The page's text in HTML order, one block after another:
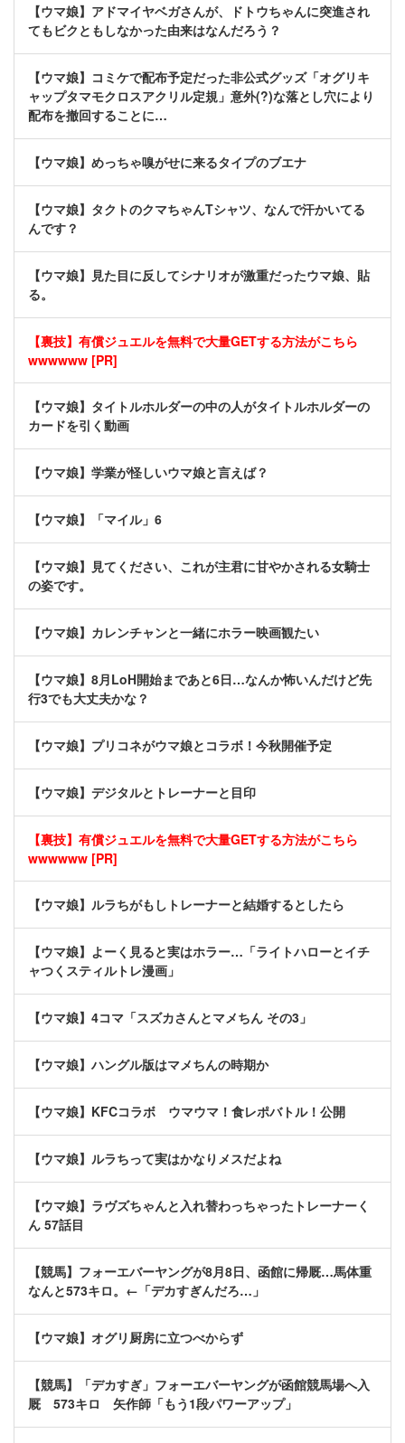
【ウマ娘】アドマイヤベガさんが、ドトウちゃんに突進され
てもビクともしなかった由来はなんだろう？
【ウマ娘】コミケで配布予定だった非公式グッズ「オグリキ
ャップタマモクロスアクリル定規」意外(?)な落とし穴により
配布を撤回することに…
【ウマ娘】めっちゃ嗅がせに来るタイプのブエナ
【ウマ娘】タクトのクマちゃんTシャツ、なんで汗かいてる
んです？
【ウマ娘】見た目に反してシナリオが激重だったウマ娘、貼
る。
【裏技】有償ジュエルを無料で大量GETする方法がこちら
wwwwww [PR]
【ウマ娘】タイトルホルダーの中の人がタイトルホルダーの
カードを引く動画
【ウマ娘】学業が怪しいウマ娘と言えば？
【ウマ娘】「マイル」6
【ウマ娘】見てください、これが主君に甘やかされる女騎士
の姿です。
【ウマ娘】カレンチャンと一緒にホラー映画観たい
【ウマ娘】8月LoH開始まであと6日…なんか怖いんだけど先
行3でも大丈夫かな？
【ウマ娘】プリコネがウマ娘とコラボ！今秋開催予定
【ウマ娘】デジタルとトレーナーと目印
【裏技】有償ジュエルを無料で大量GETする方法がこちら
wwwwww [PR]
【ウマ娘】ルラちがもしトレーナーと結婚するとしたら
【ウマ娘】よーく見ると実はホラー…「ライトハローとイチ
ャつくスティルトレ漫画」
【ウマ娘】4コマ「スズカさんとマメちん その3」
【ウマ娘】ハングル版はマメちんの時期か
【ウマ娘】KFCコラボ ウマウマ！食レポバトル！公開
【ウマ娘】ルラちって実はかなりメスだよね
【ウマ娘】ラヴズちゃんと入れ替わっちゃったトレーナーく
ん 57話目
【競馬】フォーエバーヤングが8月8日、函館に帰厩…馬体重
なんと573キロ。←「デカすぎんだろ…」
【ウマ娘】オグリ厨房に立つべからず
【競馬】「デカすぎ」フォーエバーヤングが函館競馬場へ入
厩 573キロ 矢作師「もう1段パワーアップ」